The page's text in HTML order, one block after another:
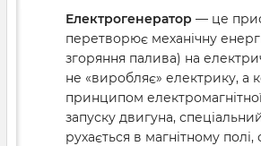
Електрогенератор — це
перетворює механічну
згоряння палива) на
не «виробляє» електрику, а
принципом електромагнітної
запуску двигуна,
рухається в магнітному